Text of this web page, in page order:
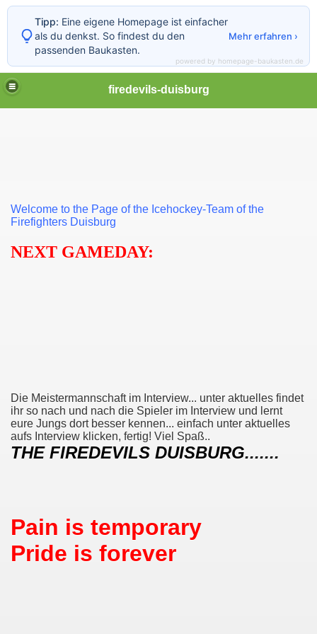
firedevils-duisburg
Welcome to the Page of the Icehockey-Team of the
Firefighters Duisburg
NEXT GAMEDAY:
Die Meistermannschaft im Interview... unter aktuelles findet
ihr so nach und nach die Spieler im Interview und lernt
eure Jungs dort besser kennen... einfach unter aktuelles
aufs Interview klicken, fertig! Viel Spaß..
THE FIREDEVILS DUISBURG.......
Pain is temporary
Pride is forever
Tipp: Eine eigene Homepage ist einfacher
als du denkst. So findest du den
passenden Baukasten.
Mehr erfahren ›
powered by homepage-baukasten.de